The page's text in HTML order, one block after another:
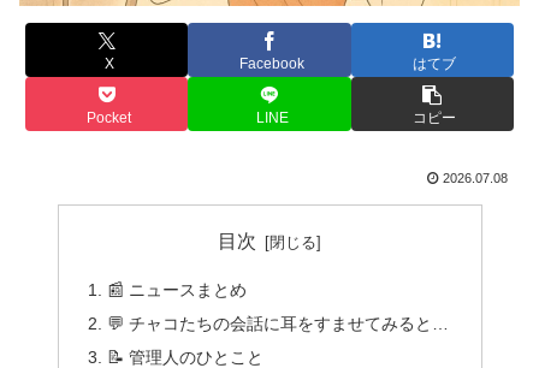
X Facebook はてブ
Pocket LINE コピー
2026.07.08
目次
📰 ニュースまとめ
💬 チャコたちの会話に耳をすませてみると…
📝 管理人のひとこと